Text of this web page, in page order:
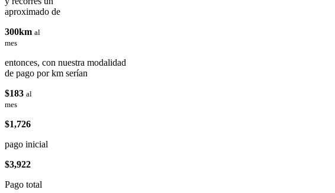
aproximado de
300km al
mes
entonces, con nuestra modalidad
de pago por km serían
$183 al
mes
$1,726
pago inicial
$3,922
Pago total